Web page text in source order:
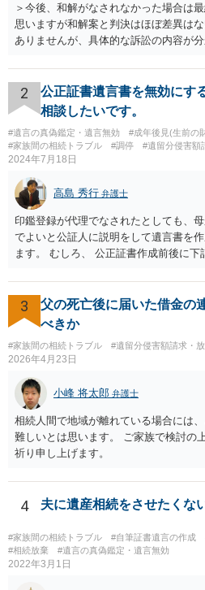
＞今後、和解がなされなかった場合は
思いますが和解案と判決はほぼ差異は
ありませんが、具体的な訴訟の内容が
わかっている代理人弁護士に聞くか、
ってみましょう。 その上で、一般論と
決は（ケースによって程度の差はあっ
す。 金額は適当ですが、例えば判決で
になりそうな場合、 そのまま１００万
判決と変わらないなら払う側としては
のまま判決で１００万円支払いとなる
マシ」ということで、 合意の可能性が
は、判決になったらどうなりそうか、
欠ですので、 初めに述べた通り、代理
面談相談に行ってみることをお勧めし
2
公正証書遺言書を無効にす
相談したいです。
#遺言の真偽鑑定・遺言無効 #成年後見(生前の
#家族間の相続トラブル
#調停 #遺留分侵害額
2024年7月18日
高島 秀行 弁護士
印鑑登録が代理でなされたとしても、
でよいと公証人に説明をして遺言書を
ます。 むしろ、 公正証書作成前後に
月に携帯が新しくなった母からの第一
「面会に来てくれ」で、長男に聞くと
話の使い方を教える為に会っている」
電話が切れました。その後の電話でも
にチップが埋められている」等、おか
録、介護認定の資料、介護記録を取得
方がよいと思います。
3
父の死亡後に届いた借金の
べきか
#家族間の相続トラブル #遺留分侵害額請求・
2026年4月23日
小峰 将太郎 弁護士
相続人間で地域が離れている場合には
難しいとは思います。 ご家族で検討の
祈り申し上げます。
4 夫に遺産相続をさせたくな
#家族間の相続トラブル #自筆証書遺言の作成
#相続放棄
#遺言の真偽鑑定・遺言無効
2022年3月1日